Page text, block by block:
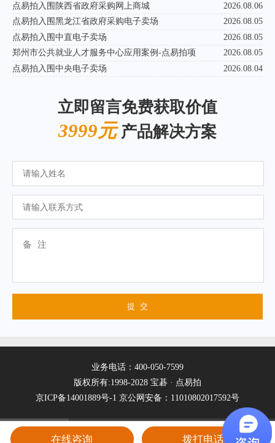
点易拍入围陕西省政府采购网上商城
2026.08.06
点易拍入围黑龙江省政府采购电子卖场
2026.08.05
点易拍入围中直电子卖场
2026.08.05
郑州市公共就业人才服务中心应用案例-点易拍项
2026.08.05
点易拍入围中央电子卖场
2026.08.04
立即留言免费获取价值
3999元产品解决方案
业务电话：400-050-7599
版权所有:1998-2028 宝碁 · 点易拍
京ICP备14001889号-1 京公网安备：11010802017592号
在线咨询 拨打电话